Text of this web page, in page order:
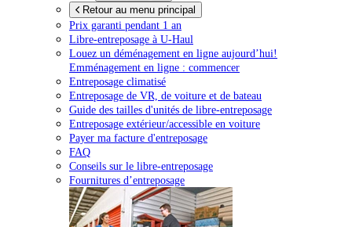
Retour au menu principal
Prix garanti pendant 1 an
Libre-entreposage à U-Haul
Louez un déménagement en ligne aujourd’hui!
Emménagement en ligne : commencer
Entreposage climatisé
Entreposage de VR, de voiture et de bateau
Guide des tailles d'unités de libre-entreposage
Entreposage extérieur/accessible en voiture
Payer ma facture d'entreposage
FAQ
Conseils sur le libre-entreposage
Fournitures d’entreposage